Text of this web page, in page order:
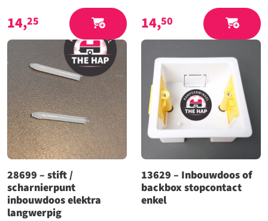
14,25 14,50
28699 – stift /
scharnierpunt
inbouwdoos elektra
langwerpig
13629 – Inbouwdoos of
backbox stopcontact
enkel